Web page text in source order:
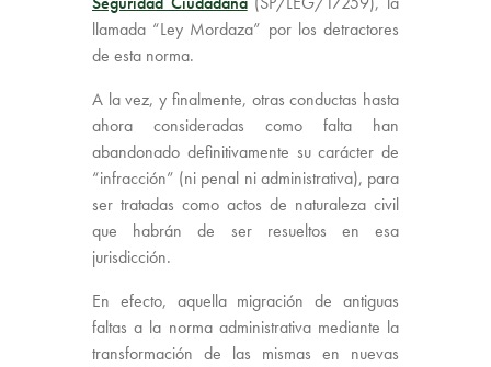
llamada “Ley Mordaza” por los detractores
de esta norma.
A la vez, y finalmente, otras conductas hasta
ahora consideradas como falta han
abandonado definitivamente su carácter de
“infracción” (ni penal ni administrativa), para
ser tratadas como actos de naturaleza civil
que habrán de ser resueltos en esa
jurisdicción.
En efecto, aquella migración de antiguas
faltas a la norma administrativa mediante la
transformación de las mismas en nuevas